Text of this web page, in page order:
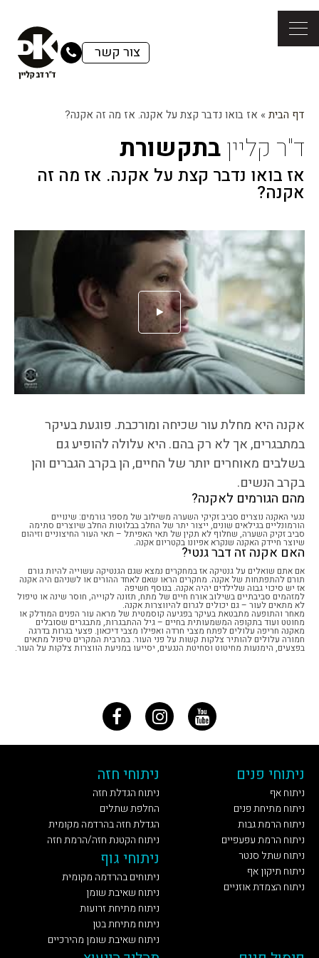
צור קשר
דף הבית » אז בואו נדבר קצת על אקנה. אז מה זה אקנה?
ד"ר קלייןבתקשורת
אז בואו נדבר קצת על אקנה. אז מה זה
אקנה?
אקנה היא מחלת עור שכיחה ומורכבת. פוגעת בעיקר
במתבגרים, אך לא רק בהם. היא עלולה להופיע גם
בשלבים מאוחרים יותר של החיים, הן בקרב הגברים והן
בקרב הנשים.
מהם הגורמים לאקנה?
נגעי האקנה נוצרים סביב זקיקי השערה משילוב של מספר גורמים: שינויים
הורמונליים בגילאים שונים, ייצור יתר של החלב בבלוטות החלב שיוצרים סתימה
סביב זקיק השערה, שחלוף לא תקין של תאי האפיתל – תאי העור החיצוניים וזיהום
שיוצר חיידק האקנה שנקרא אפיונו בקטריום אקנה.
האם אקנה זה דבר גנטי?
אם אתם שואלים על גנטיקה אז במחקרים נמצא שגם הגנטיקה עשוייה להיות גורם
תורם להתפתחות של אקנה. מחקרים הראו שאם לאחד ההורים או לשניהם היה אקנה
אז יש סיכוי גבוה שלילדים יהיה אקנה. בנוסף חשיפה
למזהמים סביבתיים בשילוב אורח חיים של מתח, תזונה לקוייה, חוסר שינה או טיפול
לא מתאים לעור – גם יכולים לגרום להיווצרות אקנה.
מאחר והתופעה מתבטאת בעיקר בפגיעה קוסמטית של מראה עור הפנים המודלק או
מחוטט ועוד בתקופה המשמעותית בחיים – גיל ההתבגרות, מתבגרים שסובלים
מאקנה חריפה עלולים לפתח מצבי חרדה ואפילו מצבי דיכאון. פצעי בגרות בדרגה
חמורה עלולים להותיר צלקות קשות על פני העור. במרבית המקרים טיפול מתאים
בפצעים, הימנעות מחיטוט וסחיטת הנגעים, יסייעו במניעת הווצרות צלקות על העור.
ניתוחי פנים
ניתוח אף
ניתוח מתיחת פנים
ניתוח הרמת גבות
ניתוח הרמת עפעפיים
ניתוח שתל סנטר
ניתוח תיקון אף
ניתוח הצמדת אוזניים
ניתוחי חזה
ניתוח הגדלת חזה
החלפת שתלים
הגדלת חזה בהרדמה מקומית
ניתוח הקטנת חזה/הרמת חזה
ניתוחי גוף
ניתוחים בהרדמה מקומית
ניתוח שאיבת שומן
ניתוח מתיחת זרועות
ניתוח מתיחת בטן
ניתוח שאיבת שומן מהירכיים